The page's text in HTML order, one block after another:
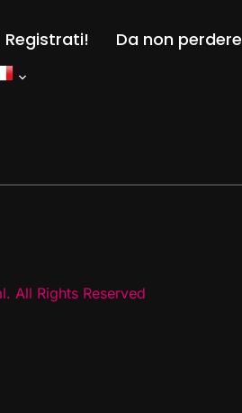
Registrati! Da non perdere
All Rights Reserved